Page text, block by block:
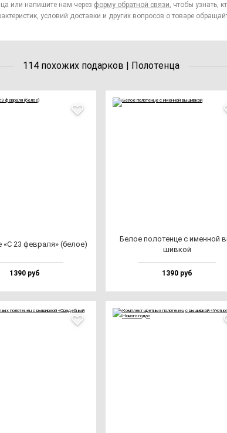
или напишите нам через форму обратной связи, чтобы узнать,
условий доставки и других вопросов о товаре
114 похожих подарков | Полотенца
«С 23 фев­ра­ля» (бе­лое)
1390 руб
Белое по­ло­тен­це с имен­ной
шив­кой
1390 руб